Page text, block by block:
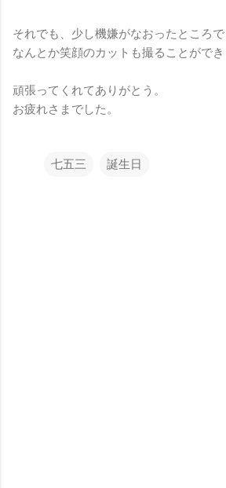
それでも、少し機嫌がなおったところで
なんとか笑顔のカットも撮ることができ
頑張ってくれてありがとう。
お疲れさまでした。
七五三 誕生日